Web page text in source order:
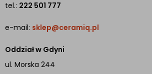
tel.: 222 501 777
e-mail: sklep@ceramiq.pl
Oddział w Gdyni
ul. Morska 244